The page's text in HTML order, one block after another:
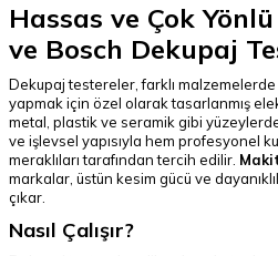
Hassas ve Çok
ve Bosch Dekupaj
Dekupaj testereler, farklı
yapmak için özel olarak tasarlanmış
metal, plastik ve seramik gibi
ve işlevsel yapısıyla hem profesyonel
meraklıları tarafından tercih edilir.
markalar, üstün kesim gücü ve
çıkar.
Nasıl Çalışır?